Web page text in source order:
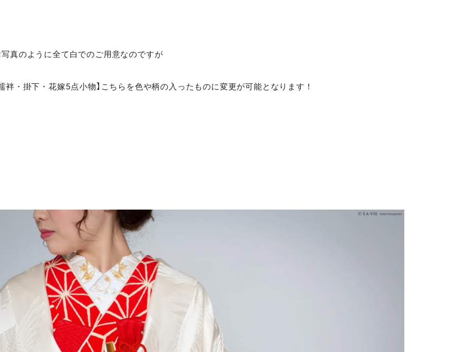
真のように全て白でのご用意なのですが
袢・掛下・花嫁5点小物】こちらを色や柄の入ったものに変更が可能となります！